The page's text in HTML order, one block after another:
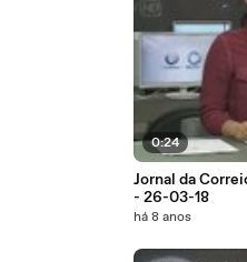
0:24
Jornal da
- 26-03-18
há 8 anos